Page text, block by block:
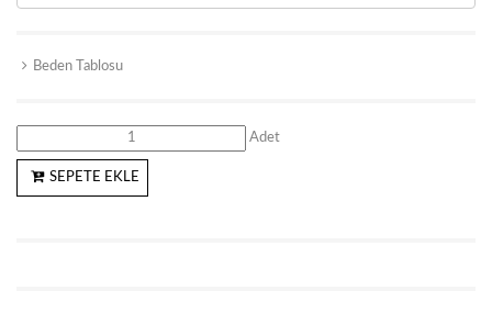
Beden Tablosu
Adet
SEPETE EKLE